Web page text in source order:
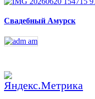
Свадебный Амурск